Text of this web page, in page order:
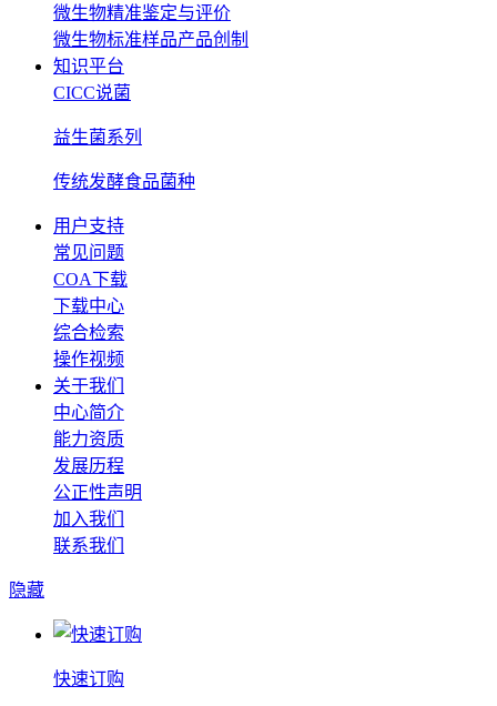
微生物精准鉴定与评价
微生物标准样品产品创制
知识平台
CICC说菌
益生菌系列
传统发酵食品菌种
用户支持
常见问题
COA下载
下载中心
综合检索
操作视频
关于我们
中心简介
能力资质
发展历程
公正性声明
加入我们
联系我们
隐藏
快速订购